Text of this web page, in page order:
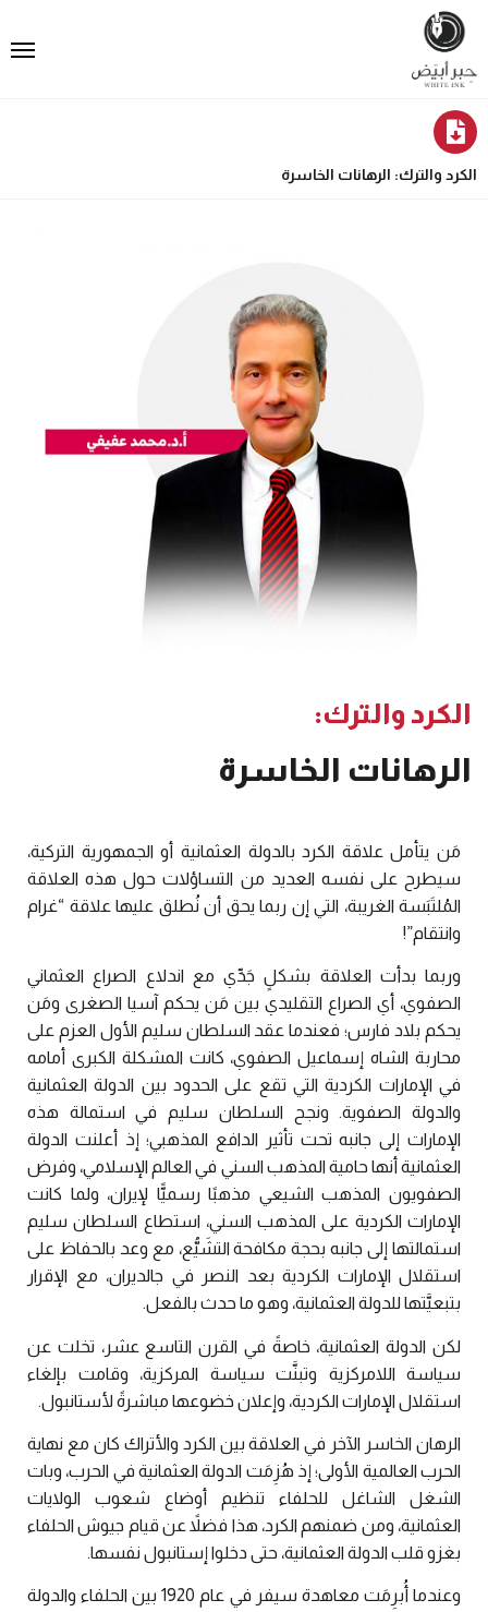
الكرد والترك: الرهانات الخاسرة
الكرد والترك:
الرهانات الخاسرة
مَن يتأمل علاقة الكرد بالدولة العثمانية أو الجمهورية التركية،
سيطرح على نفسه العديد من التساؤلات حول هذه العلاقة
المُلتَبَسة الغريبة، التي إن ربما يحق أن نُطلق عليها علاقة “غرام
وانتقام”!
وربما بدأت العلاقة بشكلٍ جَدِّي مع اندلاع الصراع العثماني
الصفوي، أي الصراع التقليدي بين مَن يحكم آسيا الصغرى ومَن
يحكم بلاد فارس؛ فعندما عقد السلطان سليم الأول العزم على
محاربة الشاه إسماعيل الصفوي، كانت المشكلة الكبرى أمامه
في الإمارات الكردية التي تقع على الحدود بين الدولة العثمانية
والدولة الصفوية. ونجح السلطان سليم في استمالة هذه
الإمارات إلى جانبه تحت تأثير الدافع المذهبي؛ إذ أعلنت الدولة
العثمانية أنها حامية المذهب السني في العالم الإسلامي، وفرض
الصفويون المذهب الشيعي مذهبًا رسميًّا لإيران، ولما كانت
الإمارات الكردية على المذهب السني، استطاع السلطان سليم
استمالتها إلى جانبه بحجة مكافحة التشَيُّع، مع وعد بالحفاظ على
استقلال الإمارات الكردية بعد النصر في جالديران، مع الإقرار
بتبعيَّتها للدولة العثمانية، وهو ما حدث بالفعل.
لكن الدولة العثمانية، خاصةً في القرن التاسع عشر، تخلت عن
سياسة اللامركزية وتبنَّت سياسة المركزية، وقامت بإلغاء
استقلال الإمارات الكردية، وإعلان خضوعها مباشرةً لأستانبول.
الرهان الخاسر الآخر في العلاقة بين الكرد والأتراك كان مع نهاية
الحرب العالمية الأولى؛ إذ هُزِمَت الدولة العثمانية في الحرب، وبات
الشغل الشاغل للحلفاء تنظيم أوضاع شعوب الولايات
العثمانية، ومن ضمنهم الكرد، هذا فضلاً عن قيام جيوش الحلفاء
بغزو قلب الدولة العثمانية، حتى دخلوا إستانبول نفسها.
وعندما أُبرِمَت معاهدة سيفر في عام 1920 بين الحلفاء والدولة